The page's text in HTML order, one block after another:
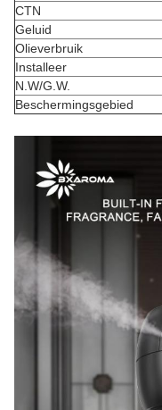
CTN
Geluid
Olieverbruik
Installeer
N.W/G.W.
Beschermingsgebied